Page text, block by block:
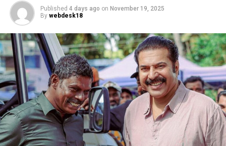
Published 4 days ago on November 19, 2025
By webdesk18